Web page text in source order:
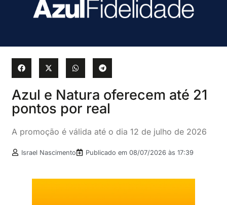
Azul e Natura oferecem até 21
pontos por real
A promoção é válida até o dia 12 de julho de 2026
Israel Nascimento Publicado em08/07/2026 às 17:39